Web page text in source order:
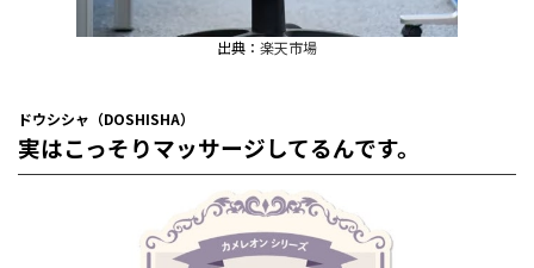
出典： 楽天市場
ドウシシャ（DOSHISHA）
実はこっそりマッサージしてるんです。